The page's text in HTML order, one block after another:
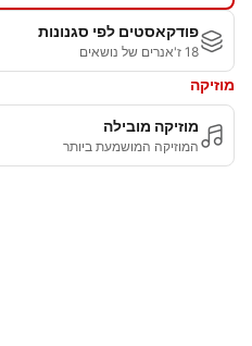
פודקאסטים לפי סגנונות
18 ז'אנרים של נושאים
מוזיקה
מוזיקה מובילה
המוזיקה המושמעת ביותר